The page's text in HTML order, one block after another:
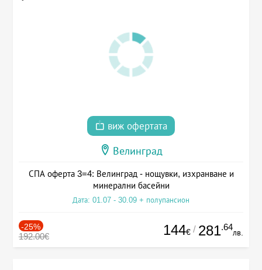
виж офертата
Велинград
СПА оферта 3=4: Велинград - нощувки, изхранване и
минерални басейни
Дата: 01.07 - 30.09 + полупансион
-25%
192.00€ 144€ / 281.64
лв.